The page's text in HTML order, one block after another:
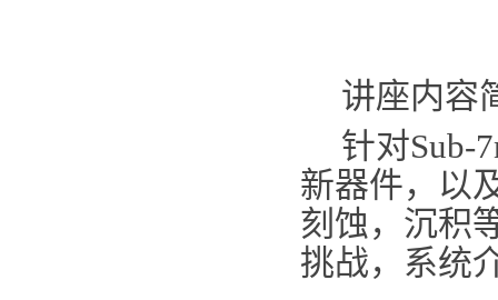
讲座内容
针对Sub-
新器件，以
刻蚀，沉积
挑战，系统